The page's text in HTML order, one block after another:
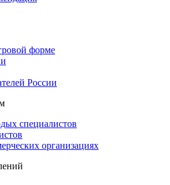
форме
России
специалистов
организациях